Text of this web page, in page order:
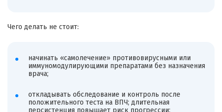
Чего делать не стоит:
начинать «самолечение» противовирусными или
иммуномодулирующими препаратами без назначения
врача;
откладывать обследование и контроль после
положительного теста на ВПЧ; длительная
персистенция повышает риск прогрессии;